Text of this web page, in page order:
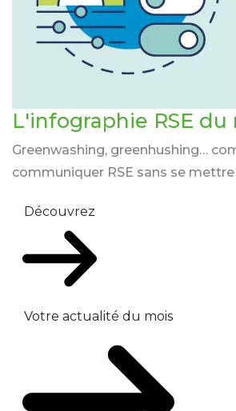
L'infographie RSE du
Greenwashing, greenhushing…
communiquer RSE sans se
Découvrez
Votre actualité du mois